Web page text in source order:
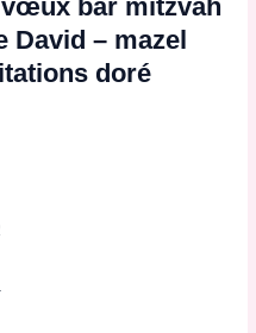
bar mitzvah
David – mazel
doré